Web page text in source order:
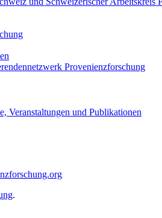
Provenienzforschung
Veranstaltungen und Publikationen
.